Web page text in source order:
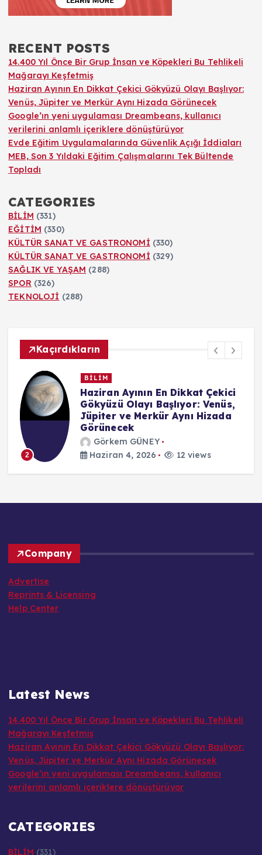
RECENT POSTS
14.400 Yıl Önce Bir Grup İnsan ve Köpekleri Bu Tehlikeli
Mağarayı Keşfetmiş
Haziran Ayının En Dikkat Çekici Gökyüzü Olayı Başlıyor:
Venüs, Jüpiter ve Merkür Aynı Hizada Görünecek
Google’ın yeni uygulaması Dreambeans, kullanıcı
verilerini anlamlı içeriklere dönüştürüyor
Evde Eğitim Uygulamalarında Güvenlik Açığı İddiaları
MEB, Son 3 Yıldaki Eğitim Çalışmalarını Tek Bültende
Topladı
CATEGORIES
BİLİM (331)
EĞİTİM (330)
KÜLTÜR SANAT VE GASTRONOMİ (330)
KÜLTÜR SANAT VE GASTRONOMİ (329)
SAĞLIK VE YAŞAM (288)
SPOR (326)
TEKNOLOJİ (288)
Kaçırdıkların
2
BİLİM
Haziran Ayının En Dikkat Çekici
Gökyüzü Olayı Başlıyor: Venüs,
Jüpiter ve Merkür Aynı Hizada
Görünecek
Görkem GÜNEY
Haziran 4, 2026
12 views
Company
Advertise
Reprints & Licensing
Help Center
Latest News
14.400 Yıl Önce Bir Grup İnsan ve Köpekleri Bu Tehlikeli
Mağarayı Keşfetmiş
Haziran Ayının En Dikkat Çekici Gökyüzü Olayı Başlıyor:
Venüs, Jüpiter ve Merkür Aynı Hizada Görünecek
Google’ın yeni uygulaması Dreambeans, kullanıcı
verilerini anlamlı içeriklere dönüştürüyor
CATEGORIES
BİLİM (331)